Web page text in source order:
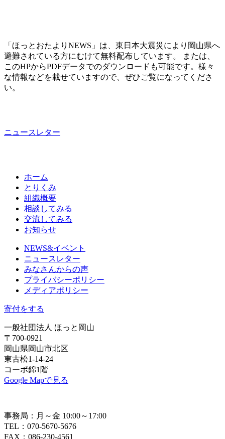
「ほっとおたよりNEWS」は、東日本大震災により岡山県へ
避難されている方にむけて無料配布しています。 または、
このHPからPDFデータでのダウンロードも可能です。様々
な情報などを載せていますので、ぜひご覧になってくださ
い。
ニュースレター
ホーム
とりくみ
組織概要
相談してみる
交流してみる
お知らせ
NEWS&イベント
ニュースレター
みなさんからの声
プライバシーポリシー
メディアポリシー
寄付をする
一般社団法人 ほっと岡山
〒700-0921
岡山県岡山市北区
東古松1-14-24
コーポ錦1階
Google Mapで見る
事務局：月～金 10:00～17:00
TEL：070-5670-5676
FAX：086-230-4561